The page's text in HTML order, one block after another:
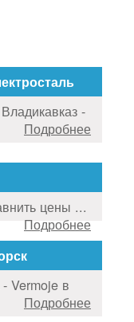
-
Подробнее
цены ...
Подробнее
Vermoje в
Подробнее